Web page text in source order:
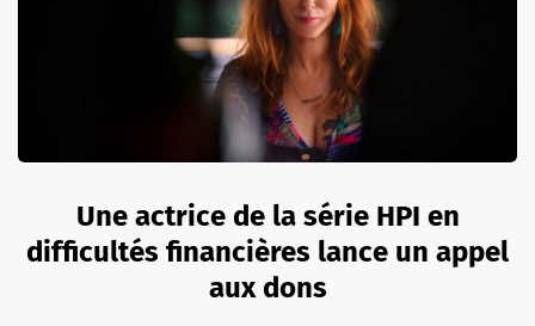
Une actrice de la série HPI en
difficultés financières lance un appel
aux dons